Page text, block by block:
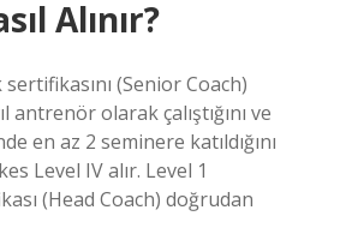
Alınır?
(Senior Coach)
antrenör olarak çalıştığını ve
en az 2 seminere katıldığını
Level IV alır. Level 1
(Head Coach) doğrudan